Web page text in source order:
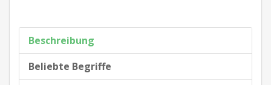
Beschreibung
Beliebte Begriffe